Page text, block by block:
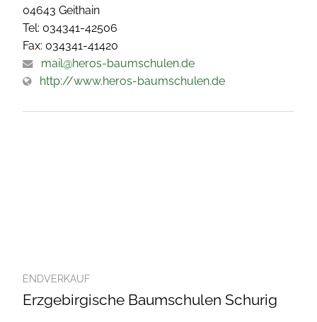
04643 Geithain
Tel: 034341-42506
Fax: 034341-41420
mail@heros-baumschulen.de
http://www.heros-baumschulen.de
ENDVERKAUF
Erzgebirgische Baumschulen Schurig